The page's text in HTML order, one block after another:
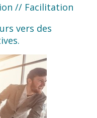
// Facilitation
vers des